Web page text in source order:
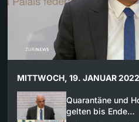
MITTWOCH, 19. JANUAR 2022
Quarantäne und
gelten bis Ende…